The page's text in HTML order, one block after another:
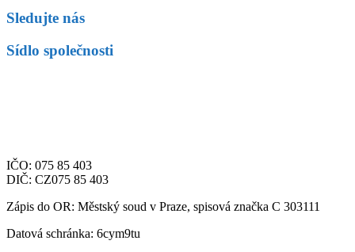
Sledujte nás
Sídlo společnosti
IČO: 075 85 403
DIČ: CZ075 85 403
Zápis do OR: Městský soud v Praze, spisová značka C 303111
Datová schránka: 6cym9tu